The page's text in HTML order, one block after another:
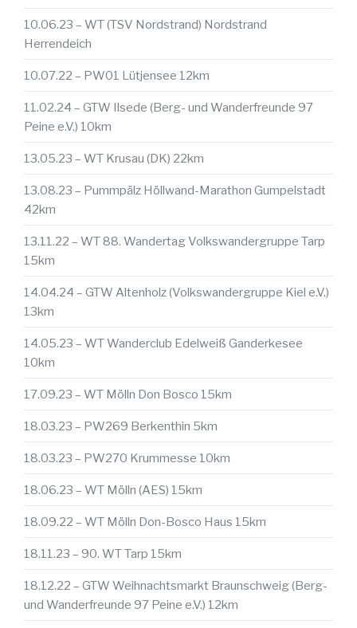
10.06.23 – WT (TSV Nordstrand) Nordstrand
Herrendeich
10.07.22 – PW01 Lütjensee 12km
11.02.24 – GTW Ilsede (Berg- und Wanderfreunde 97
Peine e.V.) 10km
13.05.23 – WT Krusau (DK) 22km
13.08.23 – Pummpälz Höllwand-Marathon Gumpelstadt
42km
13.11.22 – WT 88. Wandertag Volkswandergruppe Tarp
15km
14.04.24 – GTW Altenholz (Volkswandergruppe Kiel e.V.)
13km
14.05.23 – WT Wanderclub Edelweiß Ganderkesee
10km
17.09.23 – WT Mölln Don Bosco 15km
18.03.23 – PW269 Berkenthin 5km
18.03.23 – PW270 Krummesse 10km
18.06.23 – WT Mölln (AES) 15km
18.09.22 – WT Mölln Don-Bosco Haus 15km
18.11.23 – 90. WT Tarp 15km
18.12.22 – GTW Weihnachtsmarkt Braunschweig (Berg-
und Wanderfreunde 97 Peine e.V.) 12km